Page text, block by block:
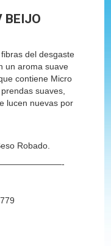
BEIJO
del desgaste
un aroma suave
contiene Micro
suaves,
lucen nuevas por
Robado.